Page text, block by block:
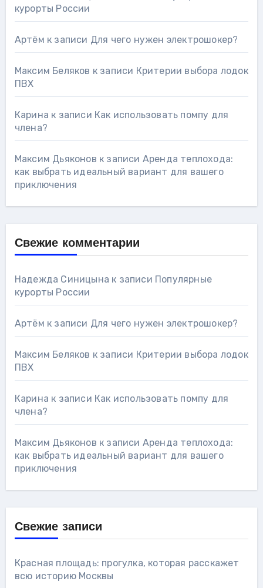
курорты России
Артём к записи Для чего нужен электрошокер?
Максим Беляков к записи Критерии выбора лодок
ПВХ
Карина к записи Как использовать помпу для
члена?
Максим Дьяконов к записи Аренда теплохода:
как выбрать идеальный вариант для вашего
приключения
Свежие комментарии
Надежда Синицына к записи Популярные
курорты России
Артём к записи Для чего нужен электрошокер?
Максим Беляков к записи Критерии выбора лодок
ПВХ
Карина к записи Как использовать помпу для
члена?
Максим Дьяконов к записи Аренда теплохода:
как выбрать идеальный вариант для вашего
приключения
Свежие записи
Красная площадь: прогулка, которая расскажет
всю историю Москвы